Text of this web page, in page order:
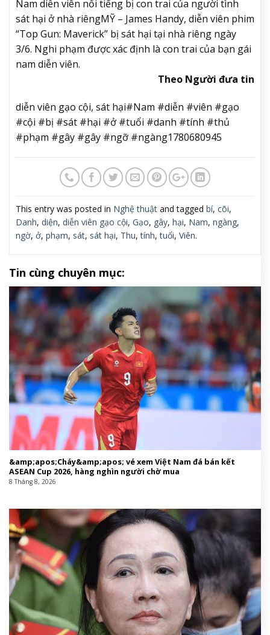
Nam diễn viên nổi tiếng bị con trai của người tình
sát hại ở nhà riêngMỸ – James Handy, diễn viên phim
“Top Gun: Maverick” bị sát hại tại nhà riêng ngày
3/6. Nghi phạm được xác định là con trai của bạn gái
nam diễn viên.
Theo Người đưa tin
diễn viên gạo cội, sát hại#Nam #diễn #viên #gạo
#cội #bị #sát #hại #ở #tuổi #danh #tính #thủ
#phạm #gây #gây #ngỡ #ngàng1780680945
This entry was posted in Nghệ thuật and tagged bí, cõi,
Danh, diện, diễn viên gạo cội, Gạo, gây, hại, Nam, ngàng,
ngờ, ở, phạm, sát, sát hại, Thu,tính,tuổi, Viên.
Tin cùng chuyên mục:
&amp;apos;Cháy&amp;apos; vé xem Việt Nam đá bán kết
ASEAN Cup 2026, hàng nghìn người chờ mua
8 Tháng 8, 2026